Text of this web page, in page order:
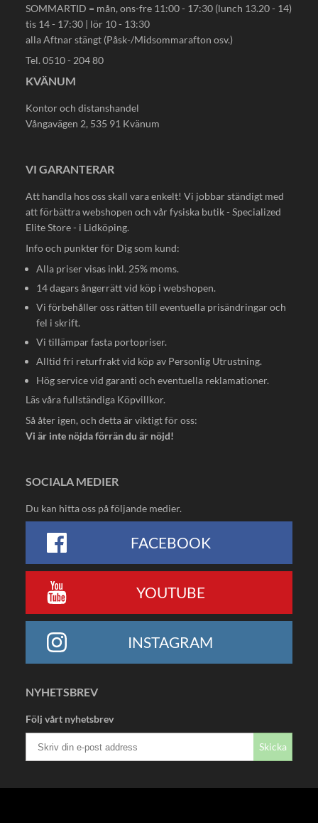
SOMMARTID = mån, ons-fre 11:00 - 17:30 (lunch 13.20 - 14)
tis 14 - 17:30 | lör 10 - 13:30
alla Aftnar stängt (Påsk-/Midsommarafton osv.)
Tel. 0510 - 204 80
KVÄNUM
Kontor och distanshandel
Vångavägen 2, 535 91 Kvänum
VI GARANTERAR
Att handla hos oss skall vara enkelt! Vi jobbar ständigt med
att förbättra webshopen och vår fysiska butik - Specialized
Elite Store - i Lidköping.
Info och punkter för Dig som kund:
Alla priser visas inkl. 25% moms.
14 dagars ångerrätt vid köp i webshopen.
Vi förbehåller oss rätten till eventuella prisändringar och
fel i skrift.
Vi tillämpar fasta portopriser.
Alltid fri returfrakt vid köp av Personlig Utrustning.
Hög service vid garanti och eventuella reklamationer.
Läs våra fullständiga Köpvillkor.
Så åter igen, och detta är viktigt för oss:
Vi är inte nöjda förrän du är nöjd!
SOCIALA MEDIER
Du kan hitta oss på följande medier.
FACEBOOK
YOUTUBE
INSTAGRAM
NYHETSBREV
Följ vårt nyhetsbrev
Skicka